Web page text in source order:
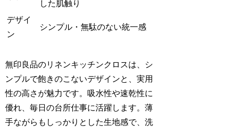
した肌触り
デザイ
ン
シンプル・無駄のない統一感
無印良品のリネンキッチンクロスは、シ
ンプルで飽きのこないデザインと、実用
性の高さが魅力です。吸水性や速乾性に
優れ、毎日の台所仕事に活躍します。薄
手ながらもしっかりとした生地感で、洗